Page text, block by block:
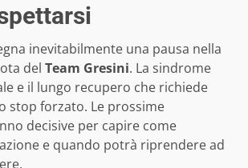
inevitabilmente una pausa nella
del Team Gresini. La sindrome
e il lungo recupero che richiede
stop forzato. Le prossime
decisive per capire come
e quando potrà riprendere ad